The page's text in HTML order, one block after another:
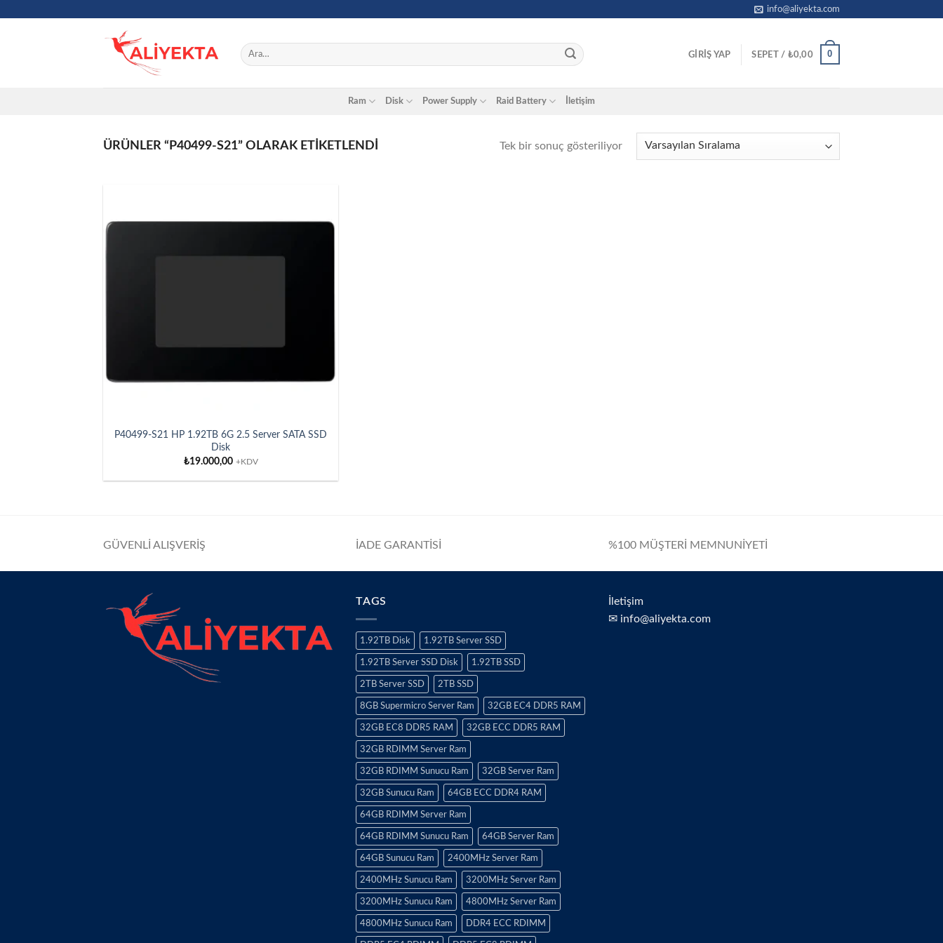
info@aliyekta.com
Ara:
GIRIŞ YAP SEPET / ₺0,00 0
Ram Disk Power Supply Raid Battery İletişim
ÜRÜNLER “P40499-S21” OLARAK ETIKETLENDI Tek bir sonuç gösteriliyor
P40499-S21 HP 1.92TB 6G 2.5 Server SATA SSD
Disk
₺19.000,00 +KDV
GÜVENLİ ALIŞVERİŞ İADE GARANTİSİ %100 MÜŞTERİ MEMNUNİYETİ
TAGS
1.92TB Disk 1.92TB Server SSD
1.92TB Server SSD Disk 1.92TB SSD
2TB Server SSD 2TB SSD
8GB Supermicro Server Ram 32GB EC4 DDR5 RAM
32GB EC8 DDR5 RAM 32GB ECC DDR5 RAM
32GB RDIMM Server Ram
32GB RDIMM Sunucu Ram 32GB Server Ram
32GB Sunucu Ram 64GB ECC DDR4 RAM
64GB RDIMM Server Ram
64GB RDIMM Sunucu Ram 64GB Server Ram
64GB Sunucu Ram 2400MHz Server Ram
2400MHz Sunucu Ram 3200MHz Server Ram
3200MHz Sunucu Ram 4800MHz Server Ram
4800MHz Sunucu Ram DDR4 ECC RDIMM
İletişim
✉ info@aliyekta.com